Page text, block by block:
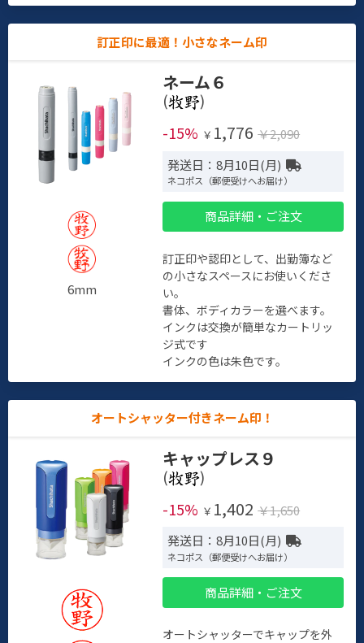
訂正印に最適！小さなネーム印
6mm
ネーム６
(
)
-15% ￥ 1,776 ￥2,090
発送日：8月10日(月)
ネコポス（郵便受けへお届け）
商品詳細・ご注文
訂正印や認印として、出勤簿など
の小さなスペースにお使いくださ
い。
書体、ボディカラーを選べます。
インクは交換が簡単なカートリッ
ジ式です
インクの色は朱色です。
オートシャッター付きネーム印！
キャップレス９
(
)
-15% ￥ 1,402 ￥1,650
発送日：8月10日(月)
ネコポス（郵便受けへお届け）
商品詳細・ご注文
オートシャッターでキャップを外